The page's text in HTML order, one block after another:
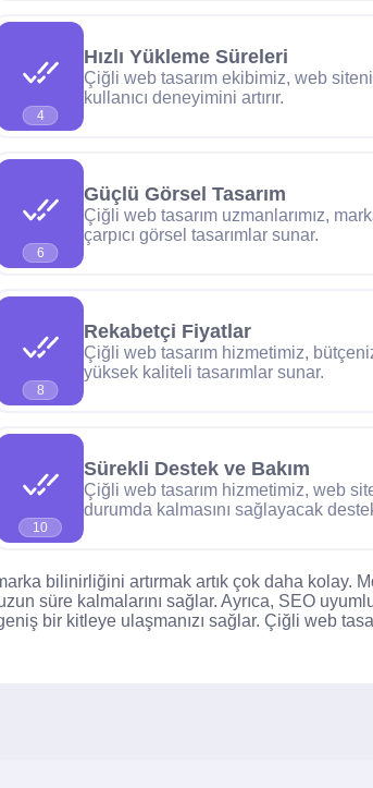
4
Hızlı Yükleme Süreleri
Çiğli web tasarım ekibimiz, web
kullanıcı deneyimini artırır.
6
Güçlü Görsel Tasarım
Çiğli web tasarım uzmanlarımız,
çarpıcı görsel tasarımlar sunar.
8
Rekabetçi Fiyatlar
Çiğli web tasarım hizmetimiz,
yüksek kaliteli tasarımlar sunar.
10
Sürekli Destek ve Bakım
Çiğli web tasarım hizmetimiz, web
durumda kalmasını sağlayacak
bilinirliğini artırmak artık çok daha kolay.
süre kalmalarını sağlar. Ayrıca, SEO
bir kitleye ulaşmanızı sağlar. Çiğli web